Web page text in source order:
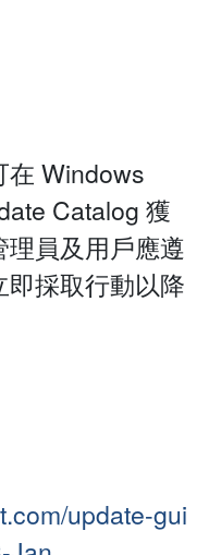
在 Windows
Catalog 獲
員及用戶應遵
採取行動以降
update-gui